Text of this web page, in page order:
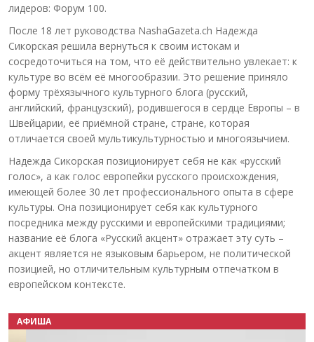
лидеров: Форум 100.
После 18 лет руководства NashaGazeta.ch Надежда
Сикорская решила вернуться к своим истокам и
сосредоточиться на том, что её действительно увлекает: к
культуре во всём её многообразии. Это решение приняло
форму трёхязычного культурного блога (русский,
английский, французский), родившегося в сердце Европы – в
Швейцарии, её приёмной стране, стране, которая
отличается своей мультикультурностью и многоязычием.
Надежда Сикорская позиционирует себя не как «русский
голос», а как голос европейки русского происхождения,
имеющей более 30 лет профессионального опыта в сфере
культуры. Она позиционирует себя как культурного
посредника между русскими и европейскими традициями;
название её блога «Русский акцент» отражает эту суть –
акцент является не языковым барьером, не политической
позицией, но отличительным культурным отпечатком в
европейском контексте.
АФИША